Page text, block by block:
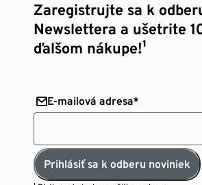
Zaregistrujte sa k
Newslettera a ušetrite
ďalšom nákupe!¹
E-mailová adresa*
Prihlásiť sa k odberu noviniek